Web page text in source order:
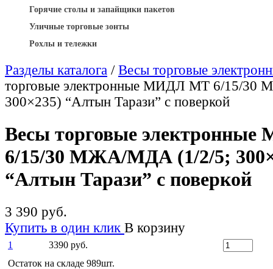
Горячие столы и запайщики пакетов
Уличные торговые зонты
Рохлы и тележки
Разделы каталога / Весы торговые
торговые электронные МИДЛ МТ 6/15/
300×235) “Алтын Тарази” с поверкой
Весы торговые
6/15/30 МЖА/МДА (1/2/5;
“Алтын Тарази” с поверкой
3 390 руб.
Купить в один клик В корзину
1
3390 руб.
Остаток на складе 989шт.